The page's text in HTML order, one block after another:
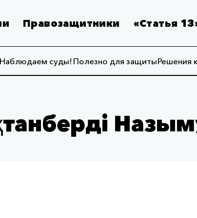
Правозащитники «Статья
Наблюдаем суды! Полезно для защитыРешения